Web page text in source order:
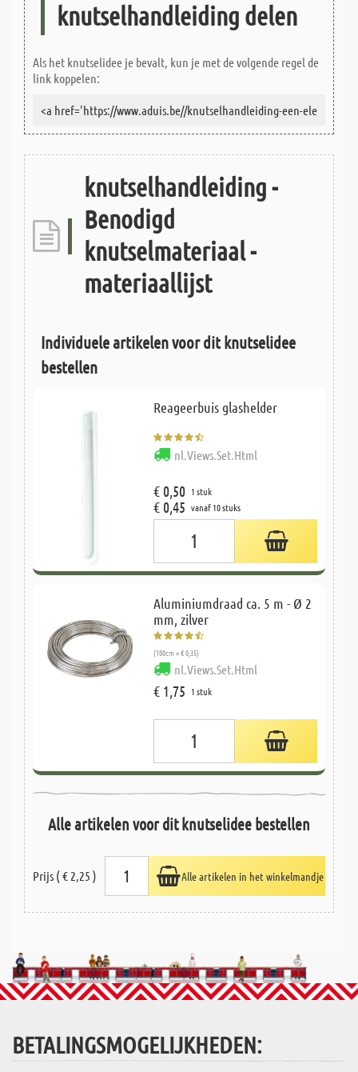
knutselhandleiding delen
Als het knutselidee je bevalt, kun je met de volgende regel de
link koppelen:
knutselhandleiding -
Benodigd
knutselmateriaal -
materiaallijst
Individuele artikelen voor dit knutselidee
bestellen
Reageerbuis glashelder
nl.Views.Set.Html
€ 0,50 1 stuk
€ 0,45 vanaf 10 stuks
Aluminiumdraad ca. 5 m - Ø 2
mm, zilver
(100cm = € 0,35)
nl.Views.Set.Html
€ 1,75 1 stuk
Alle artikelen voor dit knutselidee bestellen
Prijs ( € 2,25 ) Alle artikelen in het winkelmandje
BETALINGSMOGELIJKHEDEN: